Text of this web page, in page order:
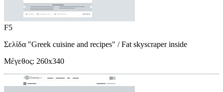
F5
Σελίδα "Greek cuisine and recipes" / Fat skyscraper inside
Μέγεθος: 260x340